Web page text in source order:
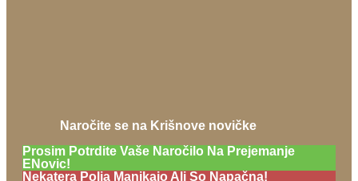
Naročite se na Krišnove novičke
Prosim Potrdite Vaše Naročilo Na Prejemanje
ENovic!
Nekatera Polja Manjkajo Ali So Napačna!